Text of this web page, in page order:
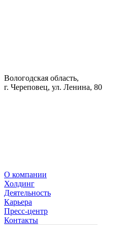
Вологодская область,
г. Череповец, ул. Ленина, 80
О компании
Холдинг
Деятельность
Карьера
Пресс-центр
Контакты